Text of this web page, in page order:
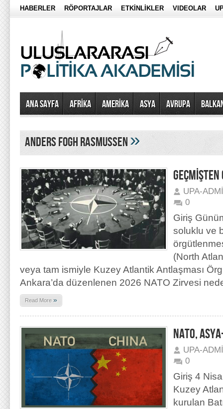
HABERLER RÖPORTAJLAR ETKİNLİKLER VIDEOLAR
Ana Sayfa AFRİKA AMERİKA ASYA AVRUPA
Anders Fogh Rasmussen»
UPA-
0
Giriş
soluklu ve
(North
veya tam ismiyle Kuzey Atlantik Antlaşması
Ankara’da düzenlenen 2026 NATO Zirvesi
Read More »
NATO,
UPA-
0
Giriş 4
Kuzey
kurulan